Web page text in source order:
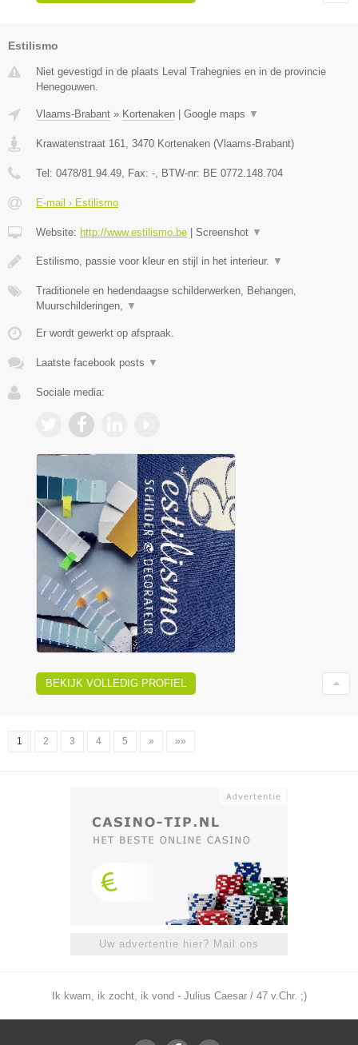
Estilismo
Niet gevestigd in de plaats Leval Trahegnies en in de provincie
Henegouwen.
Vlaams-Brabant » Kortenaken | Google maps ▼
Krawatenstraat 161 3470 Kortenaken (Vlaams-Brabant)
Tel: 0478/81.94.49 , Fax: - , BTW-nr: BE 0772.148.704
E-mail › Estilismo
Website: http://www.estilismo.be | Screenshot ▼
Estilismo, passie voor kleur en stijl in het interieur. ▼
Traditionele en hedendaagse schilderwerken, Behangen,
Muurschilderingen,
▼
Er wordt gewerkt op afspraak.
Laatste facebook posts ▼
Sociale media:
BEKIJK VOLLEDIG PROFIEL
1 2 3 4 5 » »»
Uw advertentie hier? Mail ons
Ik kwam, ik zocht, ik vond - Julius Caesar / 47 v.Chr. ;)